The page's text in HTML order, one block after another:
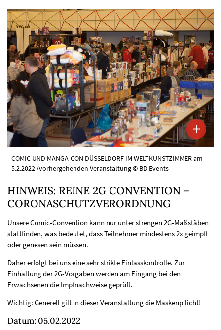
COMIC UND MANGA-CON DÜSSELDORF IM WELTKUNSTZIMMER am
5.2.2022 /vorhergehenden Veranstaltung © BD Events
HINWEIS: REINE 2G CONVENTION –
CORONASCHUTZVERORDNUNG
Unsere Comic-Convention kann nur unter strengen 2G-Maßstäben
stattfinden, was bedeutet, dass Teilnehmer mindestens 2x geimpft
oder genesen sein müssen.
Daher erfolgt bei uns eine sehr strikte Einlasskontrolle. Zur
Einhaltung der 2G-Vorgaben werden am Eingang bei den
Erwachsenen die Impfnachweise geprüft.
Wichtig: Generell gilt in dieser Veranstaltung die Maskenpflicht!
Datum: 05.02.2022